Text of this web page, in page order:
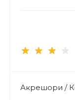
Акрешори /